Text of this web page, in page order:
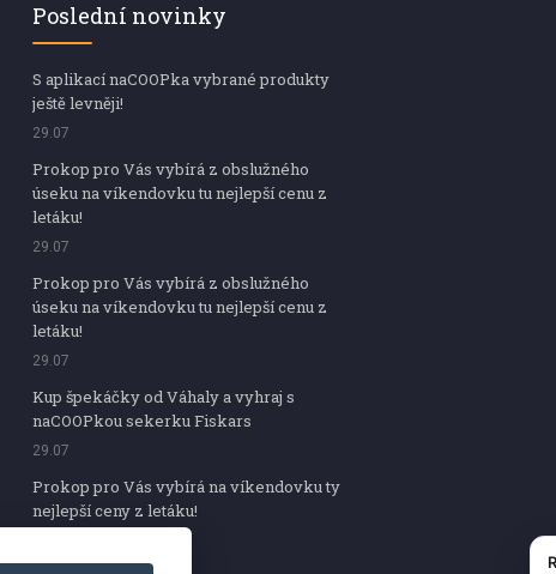
Poslední novinky
S aplikací naCOOPka vybrané produkty
ještě levněji!
29.07
Prokop pro Vás vybírá z obslužného
úseku na víkendovku tu nejlepší cenu z
letáku!
29.07
Prokop pro Vás vybírá z obslužného
úseku na víkendovku tu nejlepší cenu z
letáku!
29.07
Kup špekáčky od Váhaly a vyhraj s
naCOOPkou sekerku Fiskars
29.07
Prokop pro Vás vybírá na víkendovku ty
nejlepší ceny z letáku!